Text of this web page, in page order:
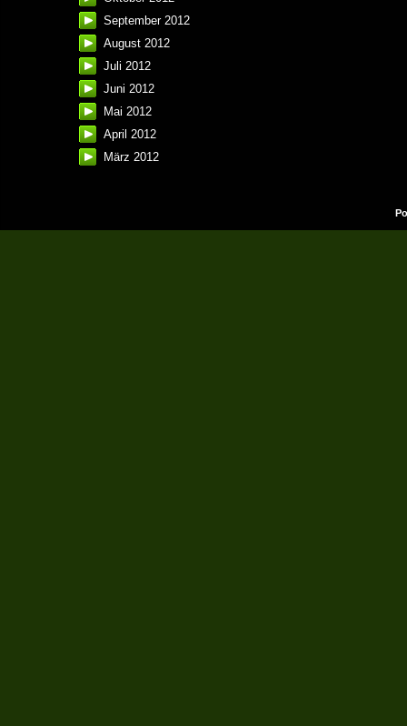
September 2012
August 2012
Juli 2012
Juni 2012
Mai 2012
April 2012
März 2012